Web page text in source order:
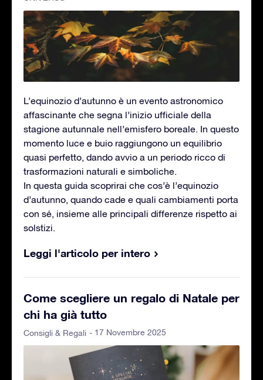
L’equinozio d’autunno è un evento astronomico
affascinante che segna l’inizio ufficiale della
stagione autunnale nell’emisfero boreale. In questo
momento luce e buio raggiungono un equilibrio
quasi perfetto, dando avvio a un periodo ricco di
trasformazioni naturali e simboliche.
In questa guida scoprirai che cos’è l’equinozio
d’autunno, quando cade e quali cambiamenti porta
con sé, insieme alle principali differenze rispetto ai
solstizi.
Leggi l'articolo per intero
Come scegliere un regalo di Natale per
chi ha già tutto
Consigli & Regali - 17 Novembre 2025